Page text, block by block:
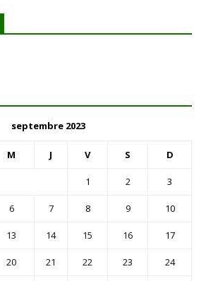
septembre 2023
M J V S D
1 2 3
6 7 8 9 10
13 14 15 16 17
20 21 22 23 24